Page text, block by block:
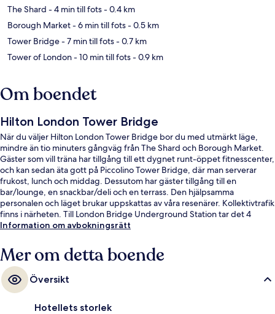
The Shard - 4 min till fots- 0.4 km
Borough Market- 6 min till fots- 0.5 km
Tower Bridge- 7 min till fots- 0.7 km
Tower of London- 10 min till fots- 0.9 km
Om boendet
Hilton London Tower Bridge
När du väljer Hilton London Tower Bridge bor du med utmärkt läge,
mindre än tio minuters gångväg från The Shard och Borough Market.
Gäster som vill träna har tillgång till ett dygnet runt-öppet fitnesscenter,
och kan sedan äta gott på Piccolino Tower Bridge, där man serverar
frukost, lunch och middag. Dessutom har gäster tillgång till en
bar/lounge, en snackbar/deli och en terrass. Den hjälpsamma
personalen och läget brukar uppskattas av våra resenärer. Kollektivtrafik
finns i närheten. Till London Bridge Underground Station tar det 4
minuter att gå och till Monument Underground Station är det 11
Information om avbokningsrätt
Mer om detta boende
Översikt
Hotellets storlek